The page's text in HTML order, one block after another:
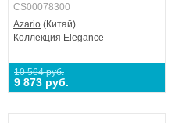
CS00078300
Azario (Китай)
Коллекция Elegance
10 564 руб.
9 873 руб.